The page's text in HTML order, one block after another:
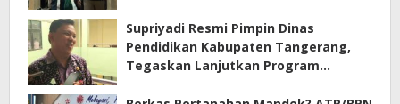
Supriyadi Resmi Pimpin Dinas
Pendidikan Kabupaten Tangerang,
Tegaskan Lanjutkan Program